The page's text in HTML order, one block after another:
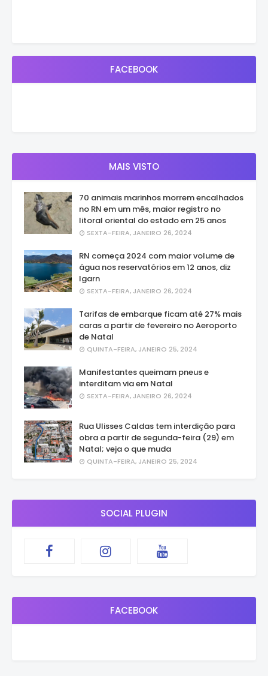
FACEBOOK
MAIS VISTO
70 animais marinhos morrem encalhados
no RN em um mês, maior registro no
litoral oriental do estado em 25 anos
SEXTA-FEIRA, JANEIRO 26, 2024
RN começa 2024 com maior volume de
água nos reservatórios em 12 anos, diz
Igarn
SEXTA-FEIRA, JANEIRO 26, 2024
Tarifas de embarque ficam até 27% mais
caras a partir de fevereiro no Aeroporto
de Natal
QUINTA-FEIRA, JANEIRO 25, 2024
Manifestantes queimam pneus e
interditam via em Natal
SEXTA-FEIRA, JANEIRO 26, 2024
Rua Ulisses Caldas tem interdição para
obra a partir de segunda-feira (29) em
Natal; veja o que muda
QUINTA-FEIRA, JANEIRO 25, 2024
SOCIAL PLUGIN
FACEBOOK